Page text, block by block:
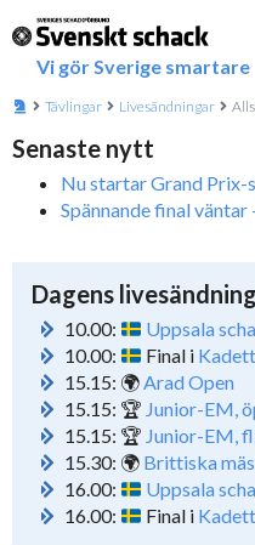
Vi gör Sverige smartare
Tävlingar Livesändningar
Senaste nytt
Nu startar Grand Prix-
Spännande final
Dagens
10.00:
Uppsala
10.00:
Final i
15.15: 🌍Arad Open
15.15: 🏆 Junior-EM,
15.15: 🏆 Junior-EM,
15.30: 🌍 Brittiska
16.00:
Uppsala
16.00:
Final i